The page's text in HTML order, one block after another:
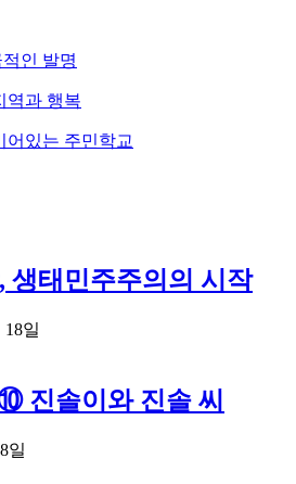
인 발명
과 행복
있는 주민학교
생태민주주의의 시작
18일
진솔이와 진솔 씨
일